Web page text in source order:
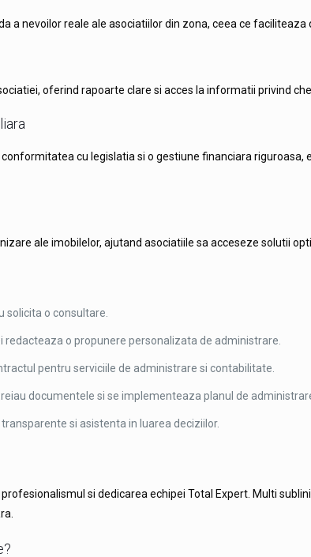
a nevoilor reale ale asociatiilor din zona, ceea ce
oferind rapoarte clare si acces la informatii privind
cu legislatia si o gestiune financiara
ale imobilelor, ajutand asociatiile sa acceseze solutii
o consultare.
o propunere personalizata de administrare.
pentru serviciile de administrare si contabilitate.
documentele si se implementeaza planul de
si asistenta in luarea deciziilor.
si dedicarea echipei Total Expert. Multi